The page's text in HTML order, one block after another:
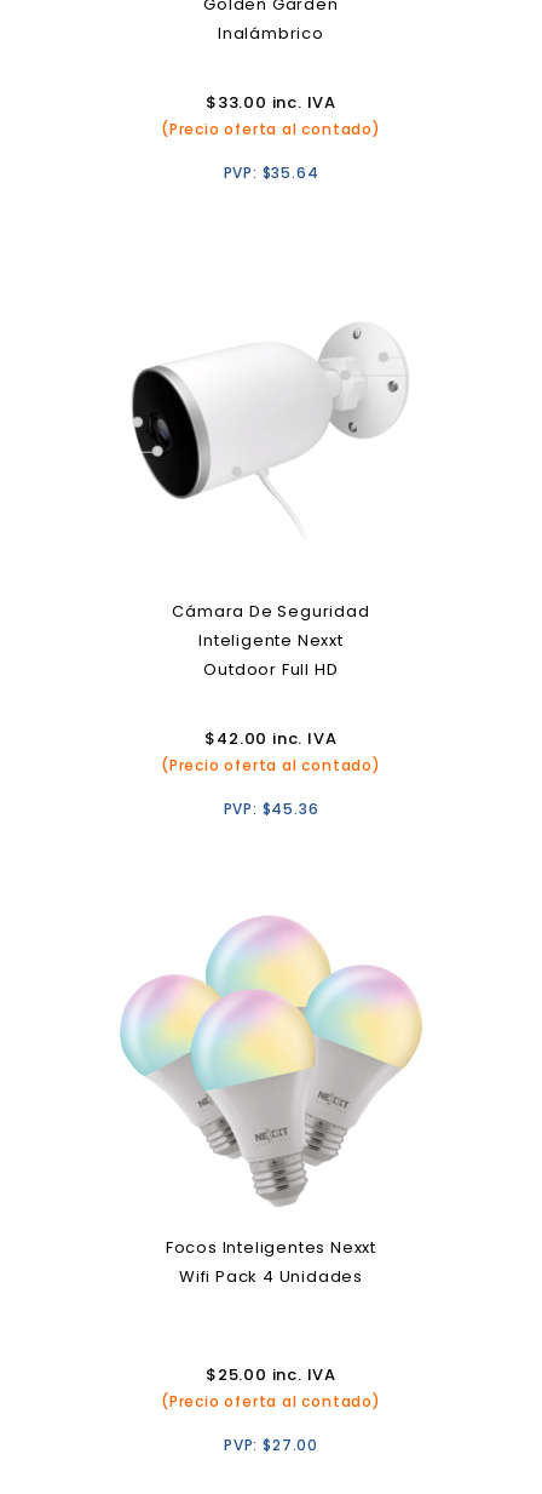
Inalámbrico
$33.00 inc. IVA
(Precio oferta al contado)
PVP: $35.64
Cámara De Seguridad
Inteligente Nexxt
Outdoor Full HD
$42.00 inc. IVA
(Precio oferta al contado)
PVP: $45.36
Focos Inteligentes Nexxt
Wifi Pack 4 Unidades
$25.00 inc. IVA
(Precio oferta al contado)
PVP:$27.00